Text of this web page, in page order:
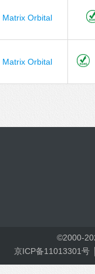
Matrix Orbital
Matrix Orbital
©2000-
京ICP备11013301号